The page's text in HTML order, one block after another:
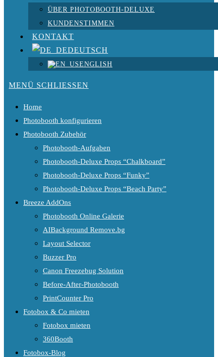
ÜBER PHOTOBOOTH-DELUXE
KUNDENSTIMMEN
KONTAKT
DEUTSCH
ENGLISH
MENÜ SCHLIESSEN
Home
Photobooth konfigurieren
Photobooth Zubehör
Photobooth-Aufgaben
Photobooth-Deluxe Props “Chalkboard”
Photobooth-Deluxe Props “Funky”
Photobooth-Deluxe Props “Beach Party”
Breeze AddOns
Photobooth Online Galerie
AIBackground Remove.bg
Layout Selector
Buzzer Pro
Canon Freezebug Solution
Before-After-Photobooth
PrintCounter Pro
Fotobox & Co mieten
Fotobox mieten
360Booth
Fotobox-Blog